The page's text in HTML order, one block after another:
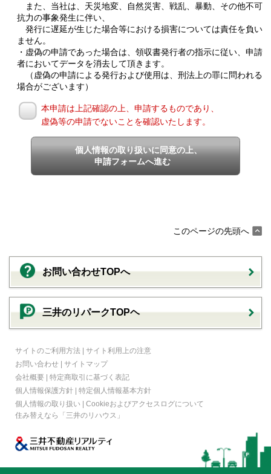
また、当社は、天災地変、自然災害、戦乱、暴動、その他不可
抗力の事象発生に伴い、
発行に遅延が生じた場合等における損害については責任を負い
ません。
・虚偽の申請であった場合は、領収書発行者の指示に従い、申請
者においてデータを消去して頂きます。
（虚偽の申請による発行および使用は、刑法上の罪に問われる
場合がございます）
本申請は上記確認の上、申請するものであり、
虚偽等の申請でないことを確認いたします。
個人情報の取り扱いに同意の上、
申請フォームへ進む
このページの先頭へ
お問い合わせTOPへ
三井のリパークTOPヘ
サイトのご利用方法 | サイト利用上の注意
お問い合わせ | サイトマップ
会社概要 | 特定商取引に基づく表記
個人情報保護方針 | 特定個人情報基本方針
個人情報の取り扱い | Cookieおよびアクセスログについて
住み替えなら
「三井のリハウス」